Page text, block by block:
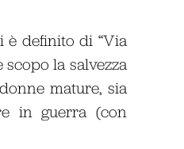
è definito di “Via
la salvezza
mature, sia
in guerra (con